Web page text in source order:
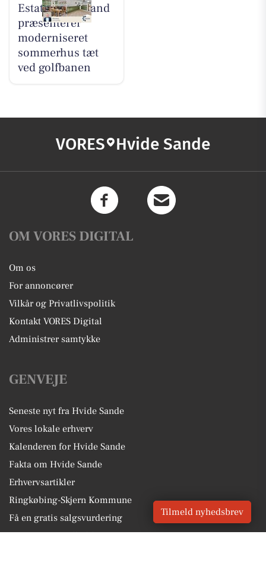
Estate Vestjylland
præsenterer
moderniseret
sommerhus tæt
ved golfbanen
VORES Hvide Sande
OM VORES DIGITAL
Om os
For annoncører
Vilkår og Privatlivspolitik
Kontakt VORES Digital
Administrer samtykke
GENVEJE
Seneste nyt fra Hvide Sande
Vores lokale erhverv
Kalenderen for Hvide Sande
Fakta om Hvide Sande
Erhvervsartikler
Ringkøbing-Skjern Kommune
Få en gratis salgsvurdering
Sponsoreret indhold
Tilmeld nyhedsbrev